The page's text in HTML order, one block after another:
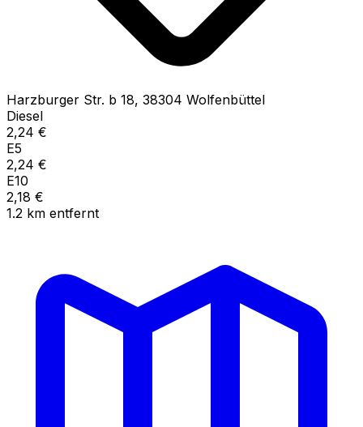
Harzburger Str. b 18, 38304 Wolfenbüttel
Diesel
2,24 €
E5
2,24 €
E10
2,18 €
1.2 km entfernt